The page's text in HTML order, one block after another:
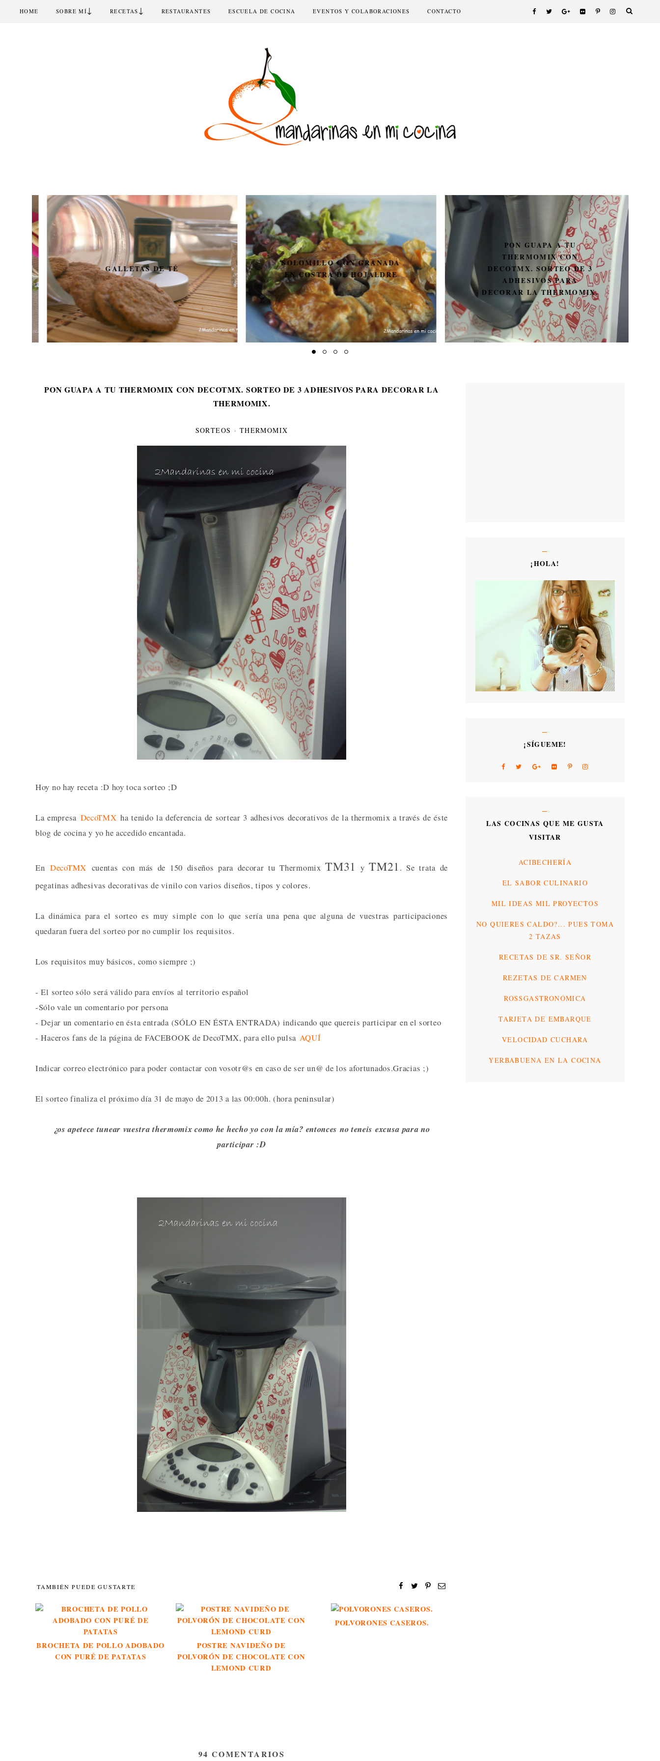
HOME SOBRE MÍ↓ RECETAS ↓ RESTAURANTES ESCUELA DE COCINA EVENTOS Y COLABORACIONES CONTACTO
GALLETAS DE TÉ
SOLOMILLO CON GRANADA
EN COSTRA DE HOJALDRE
PON GUAPA A TU
THERMOMIX CON
DECOTMX. SORTEO DE 3
ADHESIVOS PARA
DECORAR LA THERMOMIX.
PON GUAPA A TU THERMOMIX CON DECOTMX. SORTEO DE 3 ADHESIVOS PARA DECORAR LA
THERMOMIX.
SORTEOS · THERMOMIX
Hoy no hay receta :D hoy toca sorteo ;D
La empresa DecoTMX ha tenido la deferencia de sortear 3 adhesivos decorativos de la thermomix a través de éste
blog de cocina y yo he accedido encantada.
EnDecoTMX cuentas con más de 150 diseños para decorar tu ThermomixTM31 yTM21. Se trata de
pegatinas adhesivas decorativas de vinilo con varios diseños, tipos y colores.
La dinámica para el sorteo es muy simple con lo que sería una pena que alguna de vuestras participaciones
quedaran fuera del sorteo por no cumplir los requisitos.
Los requisitos muy básicos, como siempre ;)
- El sorteo sólo será válido para envíos al territorio español
-Sólo vale un comentario por persona
- Dejar un comentario en ésta entrada (SÓLO EN ÉSTA ENTRADA) indicando que quereis participar en el sorteo
- Haceros fans de la página de FACEBOOK de DecoTMX, para ello pulsa AQUÍ
Indicar correo electrónico para poder contactar con vosotr@s en caso de ser un@ de los afortunados.Gracias ;)
El sorteo finaliza el próximo día 31 de mayo de 2013 a las 00:00h. (hora peninsular)
¿os apetece tunear vuestra thermomix como he hecho yo con la mía? entonces no teneis excusa para no
participar :D
TAMBIÉN PUEDE GUSTARTE
BROCHETA DE POLLO ADOBADO
CON PURÉ DE PATATAS
POSTRE NAVIDEÑO DE
POLVORÓN DE CHOCOLATE CON
LEMOND CURD
POLVORONES CASEROS.
94 COMENTARIOS
¡HOLA!
¡SÍGUEME!
LAS COCINAS QUE ME GUSTA
VISITAR
ACIBECHERÍA
EL SABOR CULINARIO
MIL IDEAS MIL PROYECTOS
NO QUIERES CALDO?... PUES TOMA
2 TAZAS
RECETAS DE SR. SEÑOR
REZETAS DE CARMEN
ROSSGASTRONÓMICA
TARJETA DE EMBARQUE
VELOCIDAD CUCHARA
YERBABUENA EN LA COCINA